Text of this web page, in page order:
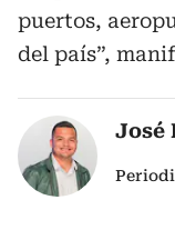
puertos,
del país”,
José